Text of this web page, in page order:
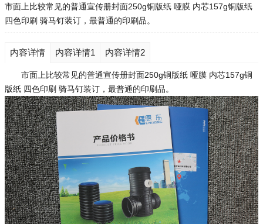
市面上比较常见的普通宣传册封面250g铜版纸 哑膜 内芯157g铜版纸
四色印刷 骑马钉装订，最普通的印刷品。
内容详情 内容详情1 内容详情2
市面上比较常见的普通宣传册封面250g铜版纸 哑膜 内芯157g铜
版纸 四色印刷 骑马钉装订，最普通的印刷品。